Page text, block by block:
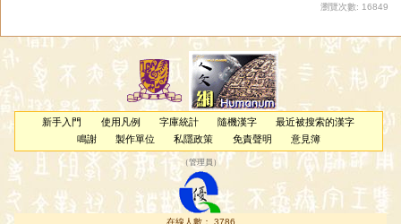
瀏覽次數: 16849
新手入門 使用凡例 字庫統計 隨機漢字
最近被搜索的漢字
鳴謝
製作單位 私隱政策 免責聲明 意見簿
（管理員 ）